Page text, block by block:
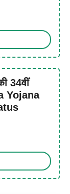
34वीं
Yojana